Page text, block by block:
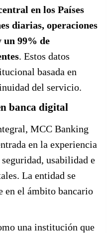
en los Países
diarias, operaciones
un 99% de
. Estos datos
basada en
del servicio.
banca digital
MCC Banking
en la experiencia
usabilidad e
La entidad se
en el ámbito bancario
una institución que